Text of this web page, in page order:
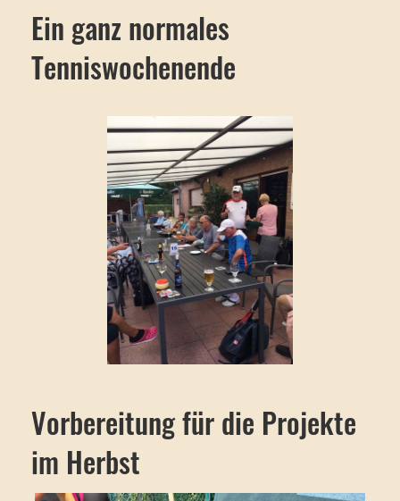
Ein ganz normales
Tenniswochenende
Vorbereitung für die Projekte
im Herbst